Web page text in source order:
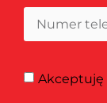
Akceptuję